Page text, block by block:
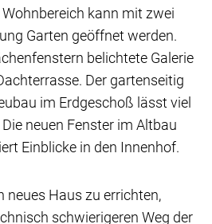
kann mit zwei
Garten geöffnet werden.
belichtete Galerie
Der gartenseitig
im Erdgeschoß lässt viel
neuen Fenster im Altbau
Einblicke in den Innenhof.
neues Haus zu errichten,
schwierigeren Weg der